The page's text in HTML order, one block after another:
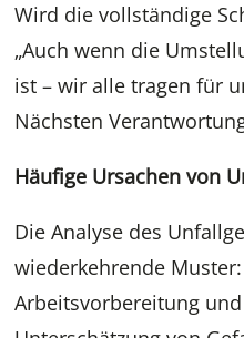
Wird die vollständige
„Auch wenn die
ist – wir alle tragen für
Nächsten
Häufige Ursachen von
Die Analyse des
wiederkehrende
Arbeitsvorbereitung